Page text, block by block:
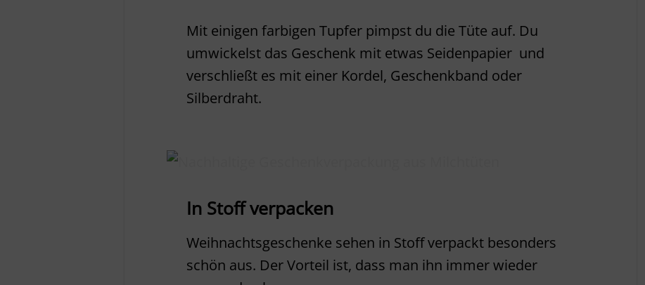
Mit einigen farbigen Tupfer pimpst du die Tüte auf. Du
umwickelst das Geschenk mit etwas Seidenpapier und
verschließt es mit einer Kordel, Geschenkband oder
Silberdraht.
In Stoff verpacken
Weihnachtsgeschenke sehen in Stoff verpackt besonders
schön aus. Der Vorteil ist, dass man ihn immer wieder